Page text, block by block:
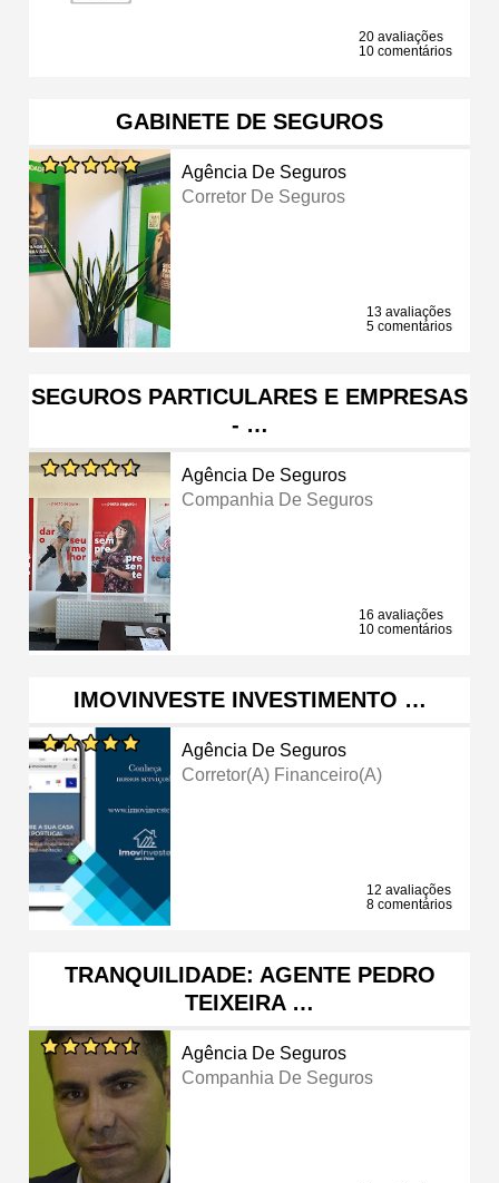
20 avaliações
10 comentários
GABINETE DE SEGUROS
Agência De Seguros
Corretor De Seguros
13 avaliações
5 comentários
SEGUROS PARTICULARES E EMPRESAS
- …
Agência De Seguros
Companhia De Seguros
16 avaliações
10 comentários
IMOVINVESTE INVESTIMENTO …
Agência De Seguros
Corretor(a) Financeiro(a)
12 avaliações
8 comentários
TRANQUILIDADE: AGENTE PEDRO
TEIXEIRA …
Agência De Seguros
Companhia De Seguros